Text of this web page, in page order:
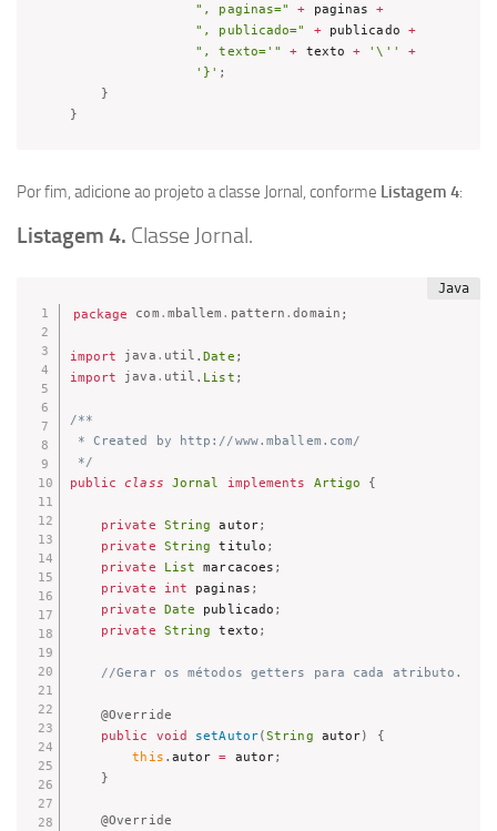
", paginas="
+ paginas +
", publicado="
+ publicado +
", texto='"
+ texto + '\''
+
'}' ;
}
}
Por fim, adicione ao projeto a classe Jornal, conforme Listagem 4:
Listagem 4. Classe Jornal.
package com . mballem . pattern .domain ;
import java . util .Date ;
import
java . util . List ;
/**
* Created by http://www.mballem.com/
*/
public class Jornal implements Artigo {
private String autor;
private String titulo ;
private
List marcacoes ;
private
int paginas ;
private Date publicado ;
private String texto ;
//Gerar os métodos getters para cada atributo.
@Override
public
void setAutor(String autor)
{
this . autor = autor;
}
@Override